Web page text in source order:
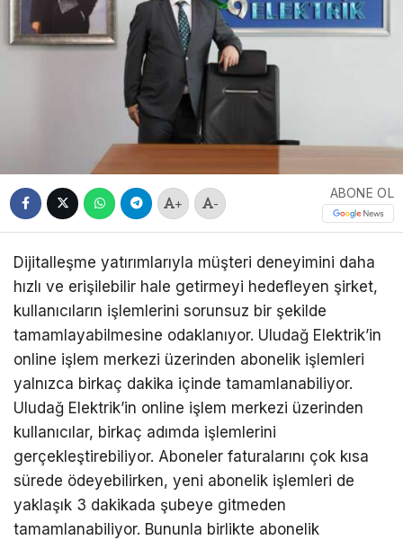
+ -
ABONE OL
Dijitalleşme yatırımlarıyla müşteri deneyimini daha
hızlı ve erişilebilir hale getirmeyi hedefleyen şirket,
kullanıcıların işlemlerini sorunsuz bir şekilde
tamamlayabilmesine odaklanıyor. Uludağ Elektrik’in
online işlem merkezi üzerinden abonelik işlemleri
yalnızca birkaç dakika içinde tamamlanabiliyor.
Uludağ Elektrik’in online işlem merkezi üzerinden
kullanıcılar, birkaç adımda işlemlerini
gerçekleştirebiliyor. Aboneler faturalarını çok kısa
sürede ödeyebilirken, yeni abonelik işlemleri de
yaklaşık 3 dakikada şubeye gitmeden
tamamlanabiliyor. Bununla birlikte abonelik